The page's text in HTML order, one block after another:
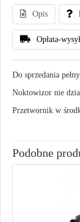
Opis
Opłata-
Do sprzedania
Noktowizor nie
Przetwornik w
Podobne